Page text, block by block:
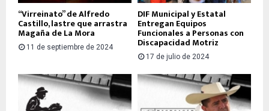
“Virreinato” de Alfredo
Castillo, lastre que arrastra
Magaña de La Mora
11 de septiembre de 2024
DIF Municipal y Estatal
Entregan Equipos
Funcionales a Personas con
Discapacidad Motriz
17 de julio de 2024